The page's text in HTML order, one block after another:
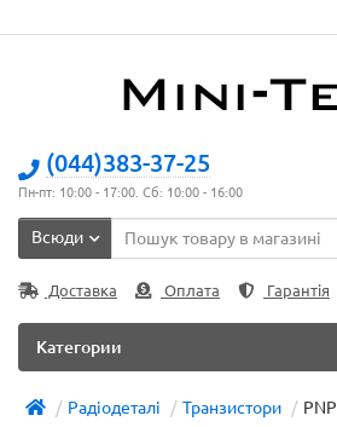
(044)383-37-25
Пн-пт: 10:00 - 17:00. Сб: 10:00 - 16:00
Всюди
Доставка Оплата Гарантія
Категории
Радіодеталі Транзистори PNP